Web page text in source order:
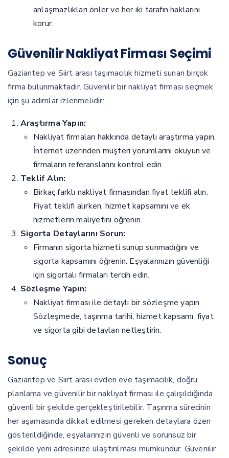
anlaşmazlıkları önler ve her iki tarafın haklarını
korur.
Güvenilir Nakliyat Firması Seçimi
Gaziantep ve Siirt arası taşımacılık hizmeti sunan birçok
firma bulunmaktadır. Güvenilir bir nakliyat firması seçmek
için şu adımlar izlenmelidir:
Araştırma Yapın:
Nakliyat firmaları hakkında detaylı araştırma yapın.
İnternet üzerinden müşteri yorumlarını okuyun ve
firmaların referanslarını kontrol edin.
Teklif Alın:
Birkaç farklı nakliyat firmasından fiyat teklifi alın.
Fiyat teklifi alırken, hizmet kapsamını ve ek
hizmetlerin maliyetini öğrenin.
Sigorta Detaylarını Sorun:
Firmanın sigorta hizmeti sunup sunmadığını ve
sigorta kapsamını öğrenin. Eşyalarınızın güvenliği
için sigortalı firmaları tercih edin.
Sözleşme Yapın:
Nakliyat firması ile detaylı bir sözleşme yapın.
Sözleşmede, taşınma tarihi, hizmet kapsamı, fiyat
ve sigorta gibi detayları netleştirin.
Sonuç
Gaziantep ve Siirt arası evden eve taşımacılık, doğru
planlama ve güvenilir bir nakliyat firması ile çalışıldığında
güvenli bir şekilde gerçekleştirilebilir. Taşınma sürecinin
her aşamasında dikkat edilmesi gereken detaylara özen
gösterildiğinde, eşyalarınızın güvenli ve sorunsuz bir
şekilde yeni adresinize ulaştırılması mümkündür. Güvenilir